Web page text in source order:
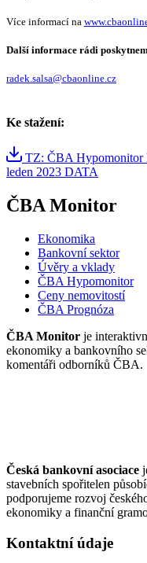
Více informací na
Další informace rádi
radek.salsa@cbaonline.cz
Ke stažení:
TZ: ČBA Hypomonitor
leden 2023 DATA
ČBA Monitor
Ekonomika
Bankovní sektor
Úvěry a vklady
ČBA Hypomonitor
Ceny nemovitostí
ČBA Prognóza
ČBA Monitor je
ekonomiky a bankovního
komentáři odborníků ČBA.
Česká bankovní asociace
stavebních spořitelen
podporujeme rozvoj
ekonomiky a finanční
Kontaktní údaje